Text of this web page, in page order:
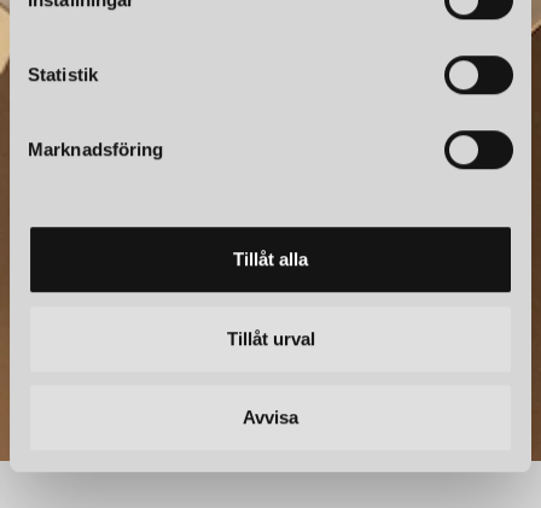
y
Statistik
Marknadsföring
Tillåt alla
Tillåt urval
Avvisa
Prenumerera – Spännande nyheter och fina erbjudanden